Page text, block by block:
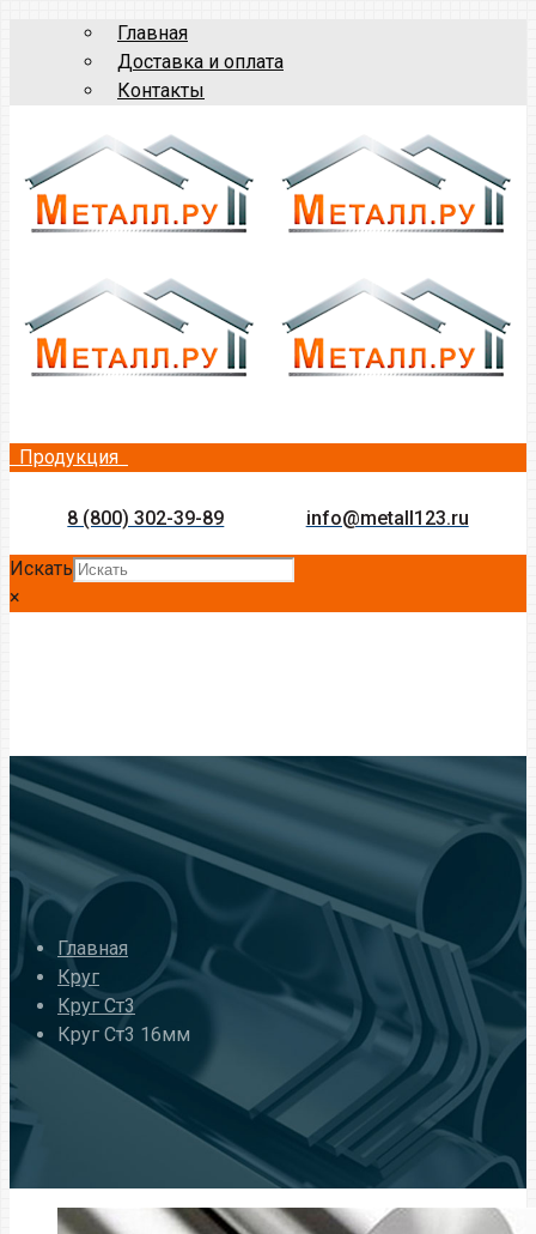
Главная
Доставка и оплата
Контакты
Продукция
8 (800) 302-39-89 info@metall123.ru
Искать
×
Главная
Круг
Круг Ст3
Круг Ст3 16мм